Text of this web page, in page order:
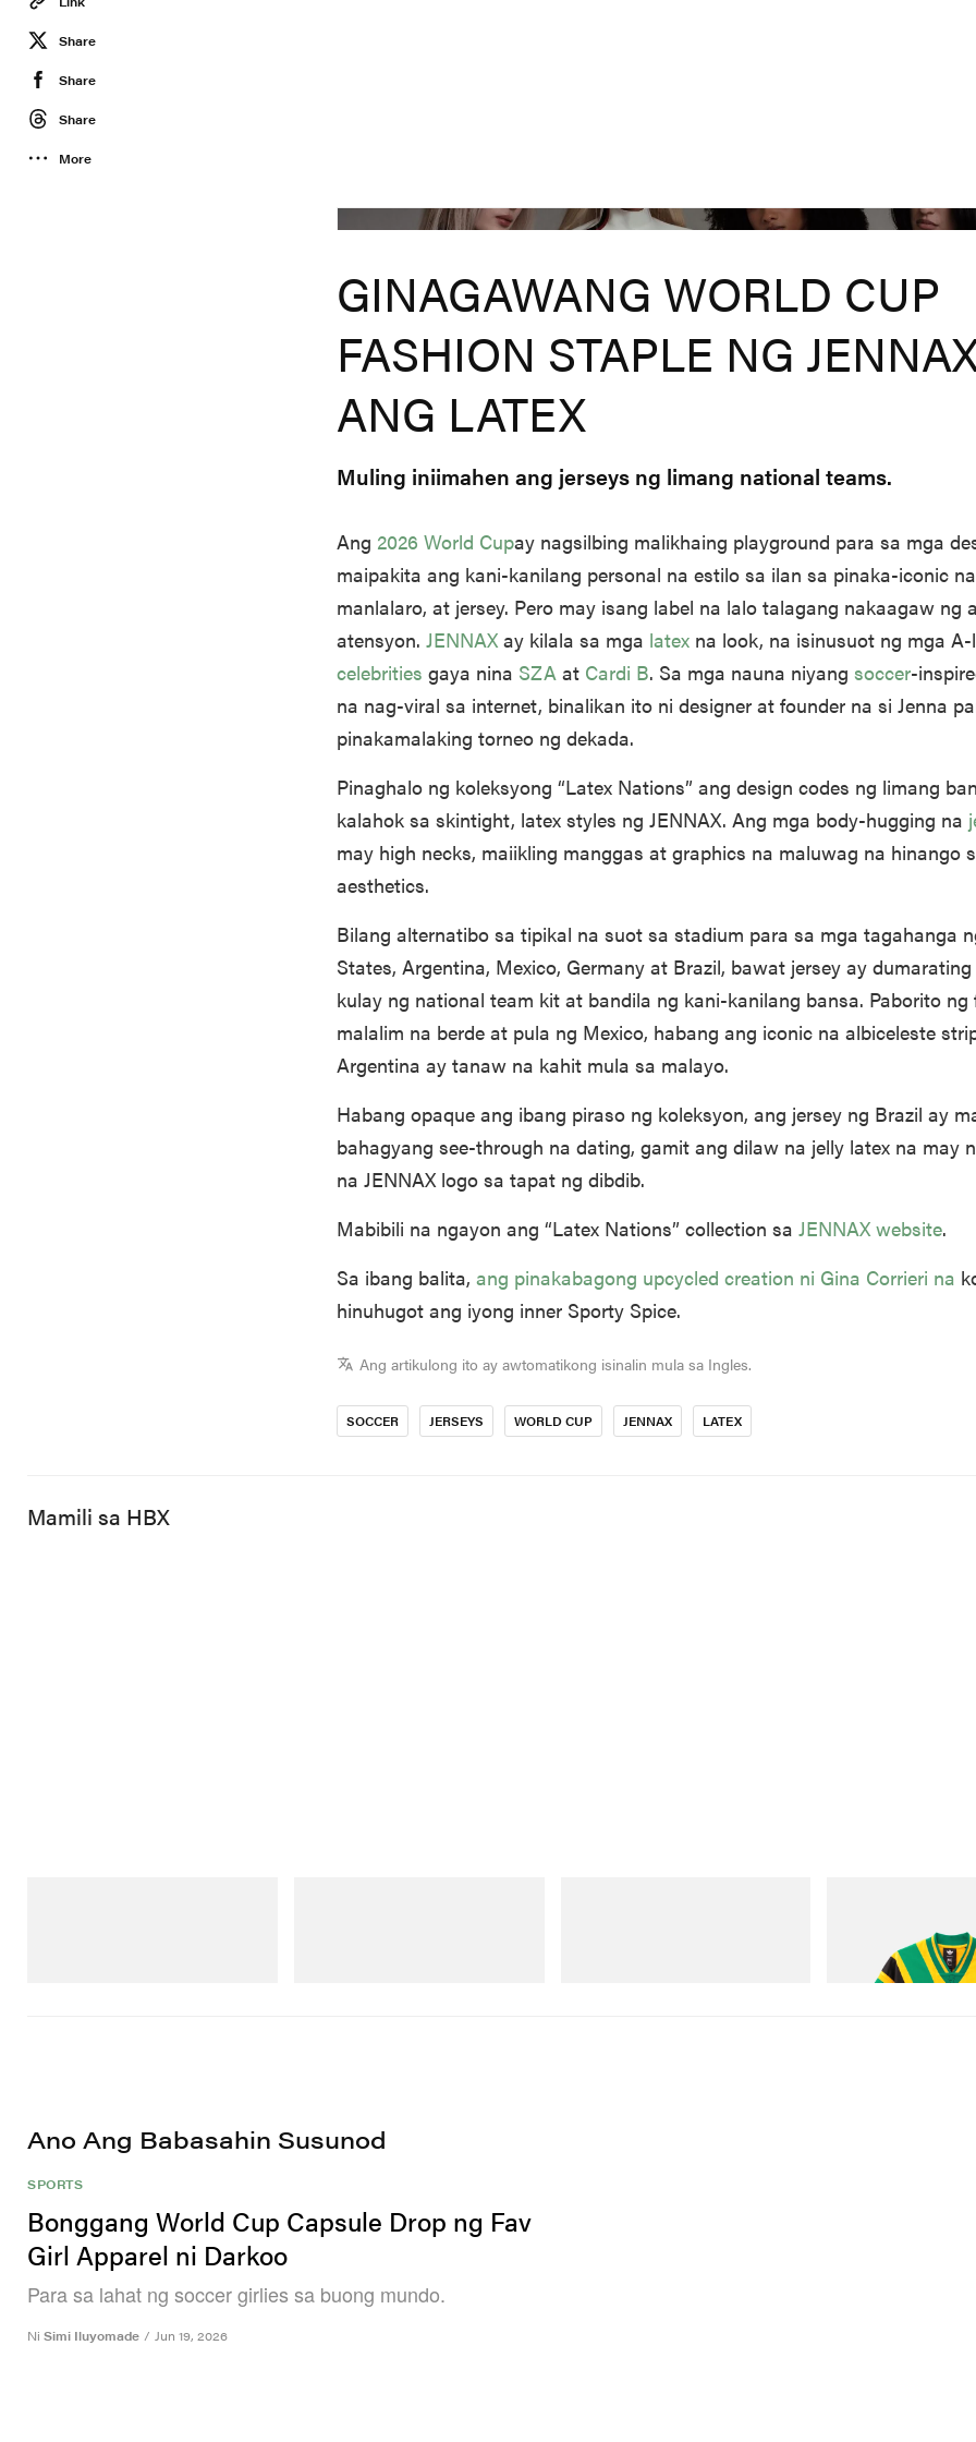
Share
Share
Share
More
GINAGAWANG WORLD CUP
FASHION STAPLE NG
ANG LATEX
Muling iniimahen ang jerseys ng limang national teams.
Ang 2026 World Cupay nagsilbing malikhaing playground para sa mga
maipakita ang kani-kanilang personal na estilo sa ilan sa pinaka-iconic
manlalaro, at jersey. Pero may isang label na lalo talagang nakaagaw ng
atensyon.JENNAX ay kilala sa mga latex na look, na isinusuot ng mga
celebrities gaya nina SZA at Cardi B. Sa mga nauna niyangsoccer-
na nag-viral sa internet, binalikan ito ni designer at founder na si Jenna
pinakamalaking torneo ng dekada.
Pinaghalo ng koleksyong “Latex Nations” ang design codes ng limang
kalahok sa skintight, latex styles ng JENNAX. Ang mga body-hugging na
may high necks, maiikling manggas at graphics na maluwag na hinango
aesthetics.
Bilang alternatibo sa tipikal na suot sa stadium para sa mga tagahanga
States, Argentina, Mexico, Germany at Brazil, bawat jersey ay
kulay ng national team kit at bandila ng kani-kanilang bansa. Paborito ng
malalim na berde at pula ng Mexico, habang ang iconic na albiceleste
Argentina ay tanaw na kahit mula sa malayo.
Habang opaque ang ibang piraso ng koleksyon, ang jersey ng Brazil ay
bahagyang see-through na dating, gamit ang dilaw na jelly latex na may
na JENNAX logo sa tapat ng dibdib.
Mabibili na ngayon ang “Latex Nations” collection saJENNAX website.
Sa ibang balita,ang pinakabagong upcycled creation ni Gina Corrieri na
hinuhugot ang iyong inner Sporty Spice.
Ang artikulong ito ay awtomatikong isinalin mula sa Ingles.
SOCCER JERSEYS WORLD CUP JENNAX LATEX
Mamili sa HBX
Football Jersey
Mamili Ngayon
Ano Ang Babasahin Susunod
SPORTS
Bonggang World Cup Capsule Drop ng Fav
Girl Apparel ni Darkoo
Para sa lahat ng soccer girlies sa buong mundo.
Ni Simi Iluyomade / Jun 19, 2026